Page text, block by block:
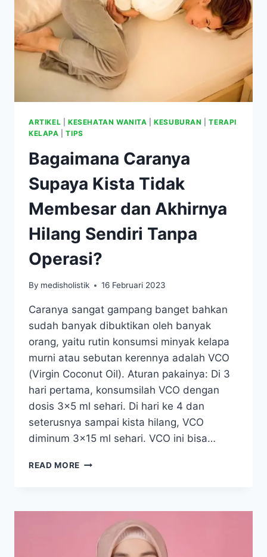
ARTIKEL KESEHATAN WANITA |KESUBURAN |TERAPI
KELAPA |TIPS
Bagaimana Caranya
Supaya Kista Tidak
Membesar dan Akhirnya
Hilang Sendiri Tanpa
Operasi?
By medisholistik 16 Februari 2023
Caranya sangat gampang banget bahkan
sudah banyak dibuktikan oleh banyak
orang, yaitu rutin konsumsi minyak kelapa
murni atau sebutan kerennya adalah VCO
(Virgin Coconut Oil). Aturan pakainya: Di 3
hari pertama, konsumsilah VCO dengan
dosis 3×5 ml sehari. Di hari ke 4 dan
seterusnya sampai kista hilang, VCO
diminum 3×15 ml sehari. VCO ini bisa…
READ MORE BAGAIMANA
TIDAK
MEMBESAR
AKHIRNYA